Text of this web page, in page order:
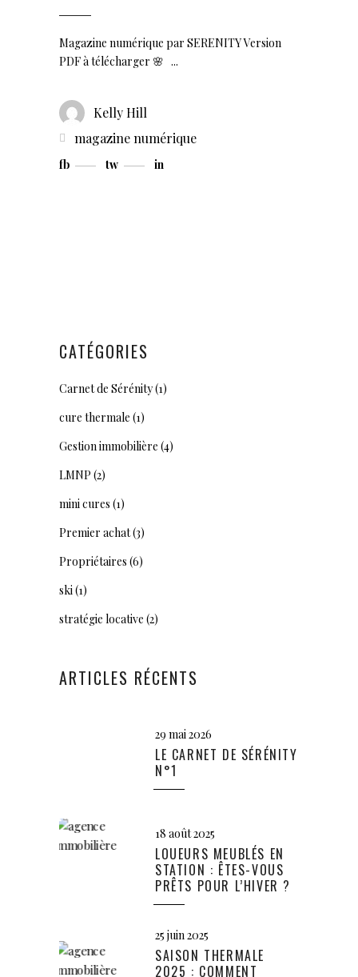
Magazine numérique par SERENITY Version
PDF à télécharger 🌸
Kelly Hill
magazine numérique
fb tw in
CATÉGORIES
Carnet de Sérénity(1)
cure thermale (1)
Gestion immobilière (4)
LMNP (2)
mini cures (1)
Premier achat(3)
Propriétaires (6)
ski(1)
stratégie locative (2)
ARTICLES RÉCENTS
29 mai 2026
LE CARNET DE SÉRÉNITY
N°1
18 août 2025
LOUEURS MEUBLÉS EN
STATION : ÊTES-VOUS
PRÊTS POUR L’HIVER ?
25 juin 2025
SAISON THERMALE
2025 : COMMENT